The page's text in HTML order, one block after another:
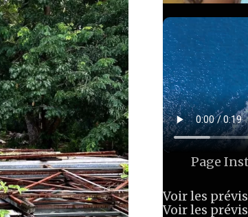
Page
Voir les
Voir les